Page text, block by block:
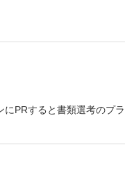
PRすると書類選考のプ